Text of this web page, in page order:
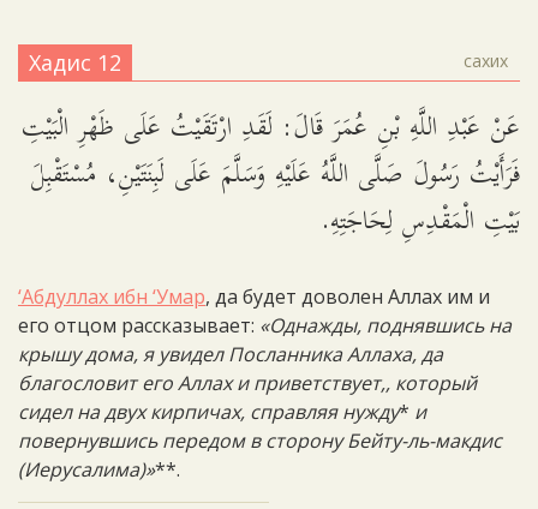
Хадис 12 сахих
عَنْ عَبْدِ اللَّهِ بْنِ عُمَرَ قَالَ: لَقَدِ ارْتَقَيْتُ عَلَى ظَهْرِ الْبَيْتِ
فَرَأَيْتُ رَسُولَ صَلَّى اللَّهُ عَلَيْهِ وَسَلَّمَ عَلَى لَبِنَتَيْنِ، مُسْتَقْبِلَ
بَيْتِ الْمَقْدِسِ لِحَاجَتِهِ.
‘Абдуллах ибн ‘Умар, да будет доволен Аллах им и
его отцом рассказывает: «Однажды, поднявшись на
крышу дома, я увидел Посланника Аллаха, да
благословит его Аллах и приветствует,, который
сидел на двух кирпичах, справляя нужду* и
повернувшись передом в сторону Бейту-ль-макдис
(Иерусалима)»**.